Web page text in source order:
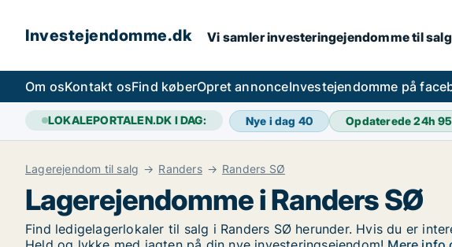
Investejendomme.dk Vi samler investeringejendomme til
Om osKontakt osFind køberOpret annonceInvestejendomme på
LOKALEPORTALEN.DK I DAG: Nye i dag 40 Opdaterede 24h95
Lagerejendom til salg Randers Randers SØ
Lagerejendomme i Randers SØ
Find ledigelagerlokaler til salg i Randers SØ herunder. Hvis du er